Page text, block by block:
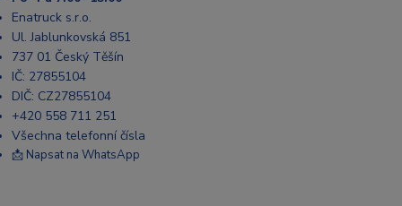
Enatruck s.r.o.
Ul. Jablunkovská 851
737 01 Český Těšín
IČ: 27855104
DIČ: CZ27855104
+420 558 711 251
Všechna telefonní čísla
📩 Napsat na WhatsApp